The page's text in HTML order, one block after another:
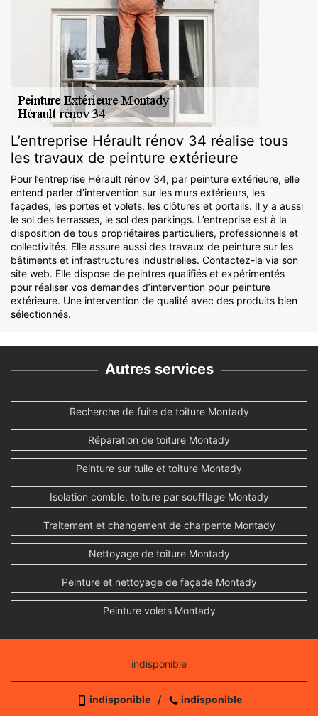
L’entreprise Hérault rénov 34 réalise tous
les travaux de peinture extérieure
Pour l’entreprise Hérault rénov 34, par peinture extérieure, elle
entend parler d’intervention sur les murs extérieurs, les
façades, les portes et volets, les clôtures et portails. Il y a aussi
le sol des terrasses, le sol des parkings. L’entreprise est à la
disposition de tous propriétaires particuliers, professionnels et
collectivités. Elle assure aussi des travaux de peinture sur les
bâtiments et infrastructures industrielles. Contactez-la via son
site web. Elle dispose de peintres qualifiés et expérimentés
pour réaliser vos demandes d’intervention pour peinture
extérieure. Une intervention de qualité avec des produits bien
sélectionnés.
Autres services
Recherche de fuite de toiture Montady
Réparation de toiture Montady
Peinture sur tuile et toiture Montady
Isolation comble, toiture par soufflage Montady
Traitement et changement de charpente Montady
Nettoyage de toiture Montady
Peinture et nettoyage de façade Montady
Peinture volets Montady
indisponible
indisponible / indisponible